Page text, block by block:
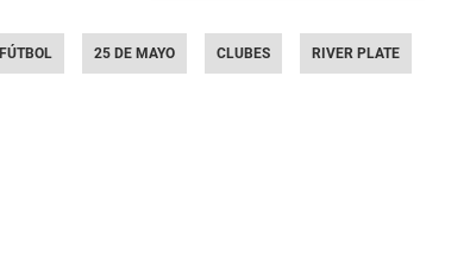
FÚTBOL 25 DE MAYO CLUBES RIVER PLATE